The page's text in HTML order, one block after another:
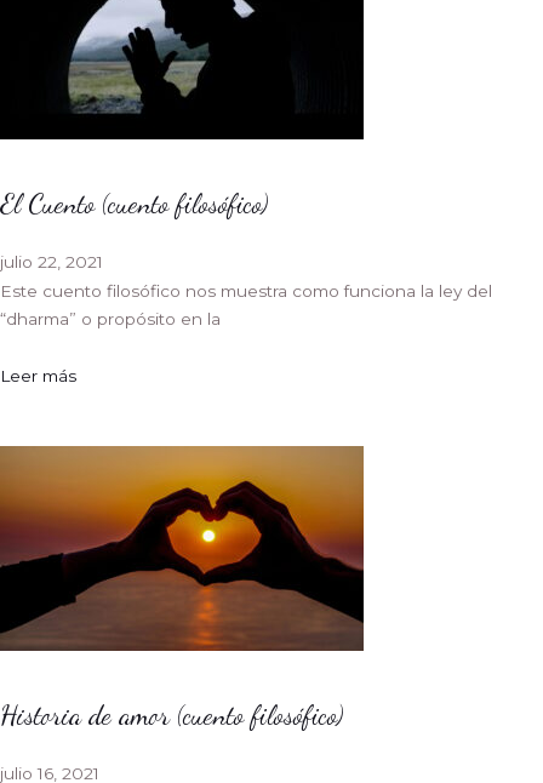
El Cuento (cuento filosófico)
julio 22, 2021
Este cuento filosófico nos muestra como funciona la ley del
“dharma” o propósito en la
Leer más
Historia de amor (cuento filosófico)
julio 16, 2021